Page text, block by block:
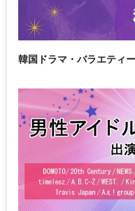
韓国ドラマ・バラエティ